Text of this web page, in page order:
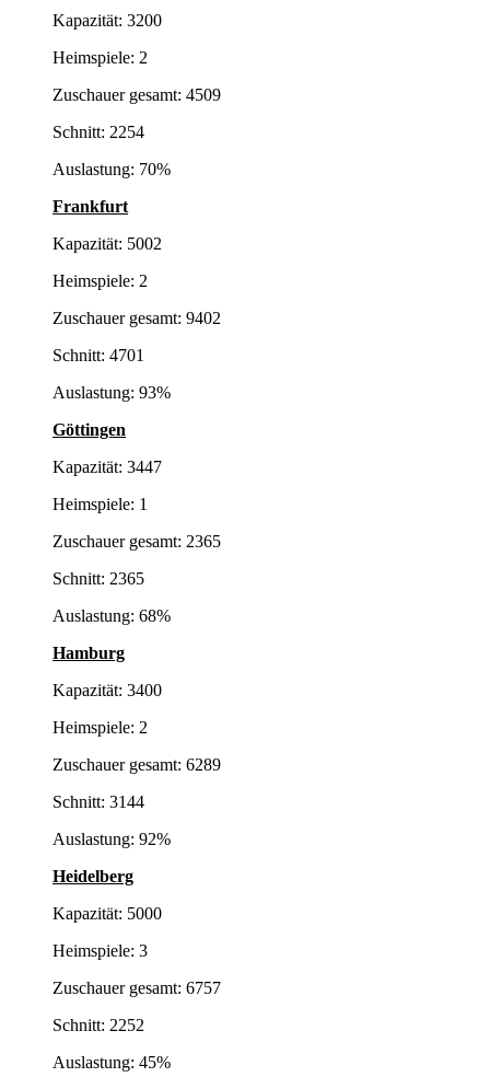
Kapazität: 3200
Heimspiele: 2
Zuschauer gesamt: 4509
Schnitt: 2254
Auslastung: 70%
Frankfurt
Kapazität: 5002
Heimspiele: 2
Zuschauer gesamt: 9402
Schnitt: 4701
Auslastung: 93%
Göttingen
Kapazität: 3447
Heimspiele: 1
Zuschauer gesamt: 2365
Schnitt: 2365
Auslastung: 68%
Hamburg
Kapazität: 3400
Heimspiele: 2
Zuschauer gesamt: 6289
Schnitt: 3144
Auslastung: 92%
Heidelberg
Kapazität: 5000
Heimspiele: 3
Zuschauer gesamt: 6757
Schnitt: 2252
Auslastung: 45%